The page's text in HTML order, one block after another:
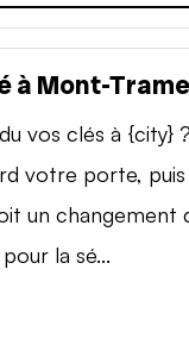
à Mont-
vos clés à {city}
votre porte, puis
un changement
la sé...